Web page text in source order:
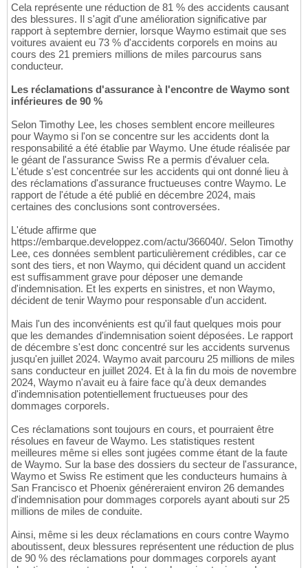
Cela représente une réduction de 81 % des accidents causant
des blessures. Il s'agit d'une amélioration significative par
rapport à septembre dernier, lorsque Waymo estimait que ses
voitures avaient eu 73 % d'accidents corporels en moins au
cours des 21 premiers millions de miles parcourus sans
conducteur.
Les réclamations d'assurance à l'encontre de Waymo sont
inférieures de 90 %
Selon Timothy Lee, les choses semblent encore meilleures
pour Waymo si l'on se concentre sur les accidents dont la
responsabilité a été établie par Waymo. Une étude réalisée par
le géant de l'assurance Swiss Re a permis d'évaluer cela.
L'étude s'est concentrée sur les accidents qui ont donné lieu à
des réclamations d'assurance fructueuses contre Waymo. Le
rapport de l'étude a été publié en décembre 2024, mais
certaines des conclusions sont controversées.
L'étude affirme que
https://embarque.developpez.com/actu/366040/. Selon Timothy
Lee, ces données semblent particulièrement crédibles, car ce
sont des tiers, et non Waymo, qui décident quand un accident
est suffisamment grave pour déposer une demande
d'indemnisation. Et les experts en sinistres, et non Waymo,
décident de tenir Waymo pour responsable d'un accident.
Mais l'un des inconvénients est qu'il faut quelques mois pour
que les demandes d'indemnisation soient déposées. Le rapport
de décembre s'est donc concentré sur les accidents survenus
jusqu'en juillet 2024. Waymo avait parcouru 25 millions de miles
sans conducteur en juillet 2024. Et à la fin du mois de novembre
2024, Waymo n'avait eu à faire face qu'à deux demandes
d'indemnisation potentiellement fructueuses pour des
dommages corporels.
Ces réclamations sont toujours en cours, et pourraient être
résolues en faveur de Waymo. Les statistiques restent
meilleures même si elles sont jugées comme étant de la faute
de Waymo. Sur la base des dossiers du secteur de l'assurance,
Waymo et Swiss Re estiment que les conducteurs humains à
San Francisco et Phoenix généreraient environ 26 demandes
d'indemnisation pour dommages corporels ayant abouti sur 25
millions de miles de conduite.
Ainsi, même si les deux réclamations en cours contre Waymo
aboutissent, deux blessures représentent une réduction de plus
de 90 % des réclamations pour dommages corporels ayant